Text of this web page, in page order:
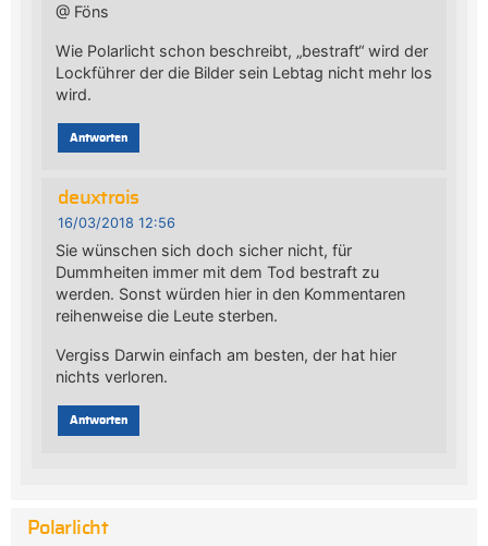
@ Föns
Wie Polarlicht schon beschreibt, „bestraft“ wird der
Lockführer der die Bilder sein Lebtag nicht mehr los
wird.
Antworten
deuxtrois
16/03/2018 12:56
Sie wünschen sich doch sicher nicht, für
Dummheiten immer mit dem Tod bestraft zu
werden. Sonst würden hier in den Kommentaren
reihenweise die Leute sterben.
Vergiss Darwin einfach am besten, der hat hier
nichts verloren.
Antworten
Polarlicht